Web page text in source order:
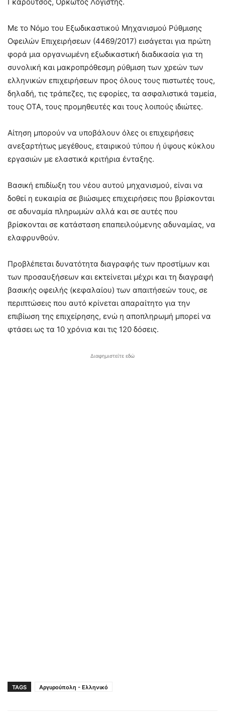
Με το Νόμο του Εξωδικαστικού Μηχανισμού Ρύθμισης
Οφειλών Επιχειρήσεων (4469/2017) εισάγεται για πρώτη
φορά μια οργανωμένη εξωδικαστική διαδικασία για τη
συνολική και μακροπρόθεσμη ρύθμιση των χρεών των
ελληνικών επιχειρήσεων προς όλους τους πιστωτές τους,
δηλαδή, τις τράπεζες, τις εφορίες, τα ασφαλιστικά ταμεία,
τους ΟΤΑ, τους προμηθευτές και τους λοιπούς ιδιώτες.
Αίτηση μπορούν να υποβάλουν όλες οι επιχειρήσεις
ανεξαρτήτως μεγέθους, εταιρικού τύπου ή ύψους κύκλου
εργασιών με ελαστικά κριτήρια ένταξης.
Βασική επιδίωξη του νέου αυτού μηχανισμού, είναι να
δοθεί η ευκαιρία σε βιώσιμες επιχειρήσεις που βρίσκονται
σε αδυναμία πληρωμών αλλά και σε αυτές που
βρίσκονται σε κατάσταση επαπειλούμενης αδυναμίας, να
ελαφρυνθούν.
Προβλέπεται δυνατότητα διαγραφής των προστίμων και
των προσαυξήσεων και εκτείνεται μέχρι και τη διαγραφή
βασικής οφειλής (κεφαλαίου) των απαιτήσεών τους, σε
περιπτώσεις που αυτό κρίνεται απαραίτητο για την
επιβίωση της επιχείρησης, ενώ η αποπληρωμή μπορεί να
φτάσει ως τα 10 χρόνια και τις 120 δόσεις.
Διαφημιστείτε εδώ
TAGS Αργυρούπολη - Ελληνικό